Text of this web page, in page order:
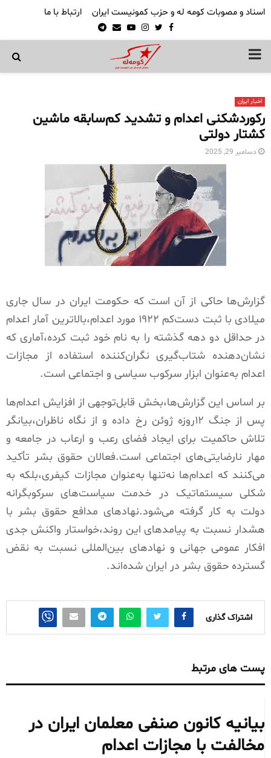
اسناد و مصوبات کومه له و حزب کمونیست ایران ارتباط با ما
Facebook
Twitter
Instagram
Youtube
Email
Telegram
PRIMARY
اخبار ایران
رکوردشکنی اعدام و تشدید کم‌سابقه ماشین
کشتار دولتی
دسامبر 29, 2025
گزارش‌ها حاکی از آن است که حکومت ایران در سال جاری
میلادی با ثبت دست‌کم ۱۹۲۲ مورد اعدام
،بالاترین آمار اعدام
در حداقل دو دهه گذشته را به نام خود ثبت کرده،آماری که
نشان‌دهنده شتاب‌گیری نگران‌کننده استفاده از مجازات
اعدام به‌عنوان ابزار سرکوب سیاسی و اجتماعی است.
بر اساس این گزارش‌ها،بخش قابل‌توجهی از افزایش اعدام‌ها
پس ازجنگ ۱۲روزه ژوئن
رخ داده و از نگاه ناظران،بیانگر
تلاش حاکمیت برای ایجاد فضای رعب و ارعاب در جامعه و
مهار نارضایتی‌های اجتماعی است.فعالان حقوق بشر تأکید
می‌کنند که اعدام‌ها نه‌تنها به‌عنوان مجازات کیفری،بلکه به
شکلی سیستماتیک در خدمت سیاست‌های سرکوبگرانه
دولت به کار گرفته می‌شود.نهادهای مدافع حقوق بشر با
هشدار نسبت به پیامدهای این روند،خواستار واکنش جدی
افکار عمومی جهانی و نهادهای بین‌المللی نسبت به نقض
گسترده حقوق بشر در ایران شده‌اند.
اشتراک گذاری
پست های مرتبط
بیانیه کانون صنفی معلمان ایران در
مخالفت با مجازات اعدام